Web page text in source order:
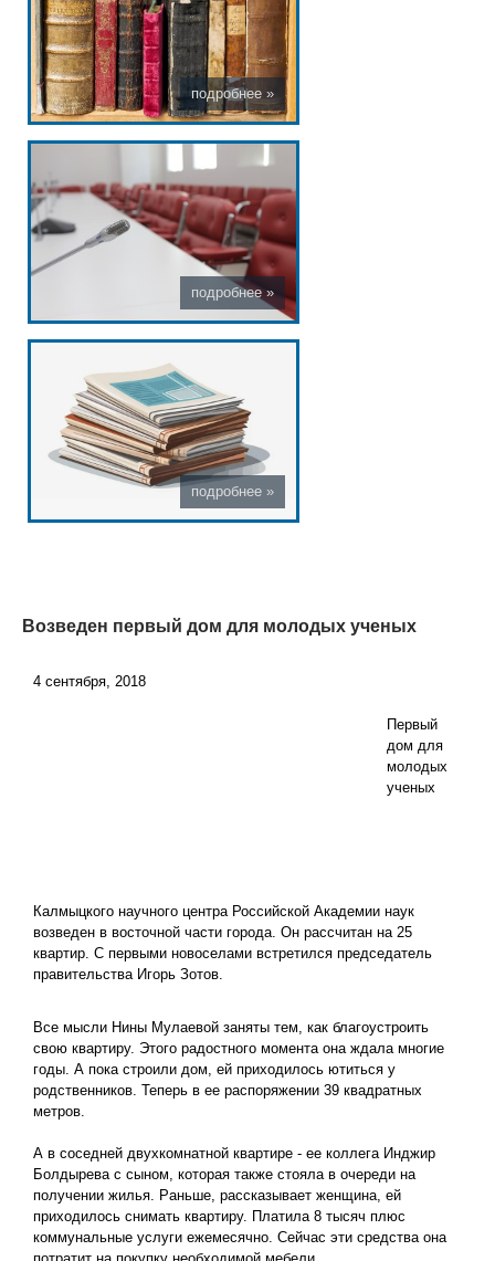
Возведен первый дом для молодых ученых
4 сентября, 2018
Первый
дом для
молодых
ученых
Калмыцкого научного центра Российской Академии наук
возведен в восточной части города. Он рассчитан на 25
квартир. С первыми новоселами встретился председатель
правительства Игорь Зотов.
Все мысли Нины Мулаевой заняты тем, как благоустроить
свою квартиру. Этого радостного момента она ждала многие
годы. А пока строили дом, ей приходилось ютиться у
родственников. Теперь в ее распоряжении 39 квадратных
метров.
А в соседней двухкомнатной квартире - ее коллега Инджир
Болдырева с сыном, которая также стояла в очереди на
получении жилья. Раньше, рассказывает женщина, ей
приходилось снимать квартиру. Платила 8 тысяч плюс
коммунальные услуги ежемесячно. Сейчас эти средства она